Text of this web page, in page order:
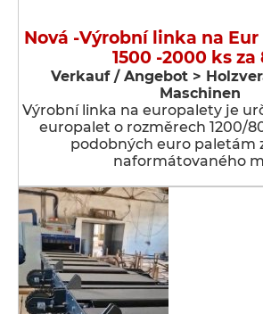
Nová -Výrobní linka na
1500 -2000 ks za
Verkauf / Angebot >
Maschinen
Výrobní linka na europalety je
europalet o rozměrech 1200/
podobných euro paletám
naformátovaného